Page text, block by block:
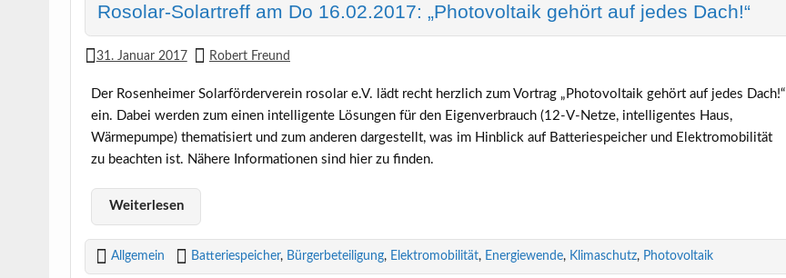
Rosolar-Solartreff am Do 16.02.2017: „Photovoltaik gehört auf jedes Dach!“
31. Januar 2017 Robert Freund
Der Rosenheimer Solarförderverein rosolar e.V. lädt recht herzlich zum Vortrag „Photovoltaik gehört auf jedes Dach!“
ein. Dabei werden zum einen intelligente Lösungen für den Eigenverbrauch (12-V-Netze, intelligentes Haus,
Wärmepumpe) thematisiert und zum anderen dargestellt, was im Hinblick auf Batteriespeicher und Elektromobilität
zu beachten ist. Nähere Informationen sind hier zu finden.
Weiterlesen
Allgemein Batteriespeicher, Bürgerbeteiligung, Elektromobilität, Energiewende, Klimaschutz, Photovoltaik